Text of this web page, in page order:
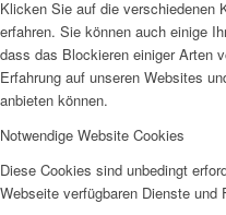
Klicken Sie auf die verschiedenen
erfahren. Sie können auch einige
dass das Blockieren einiger Arten
Erfahrung auf unseren Websites
anbieten können.
Notwendige Website Cookies
Diese Cookies sind unbedingt
Webseite verfügbaren Dienste